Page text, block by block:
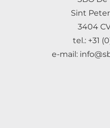
Sint
3404
tel.: +31
e-mail: